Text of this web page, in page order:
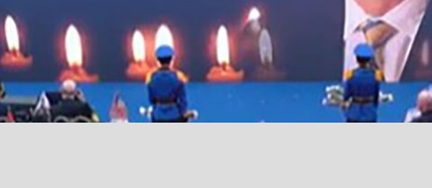
条の大罪』弁護士が明かすトク... 「キオクシアの投資の桁は一
日本生まれ